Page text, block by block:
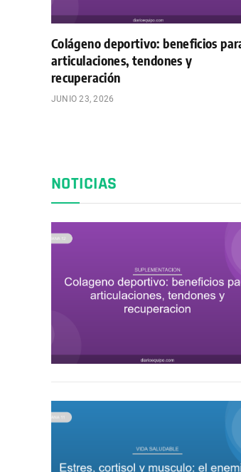
Colágeno deportivo: beneficios
articulaciones, tendones y
recuperación
JUNIO 23, 2026
NOTICIAS